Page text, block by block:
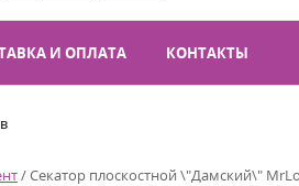
И ОПЛАТА КОНТАКТЫ
/Секатор плоскостной \"Дамский\"